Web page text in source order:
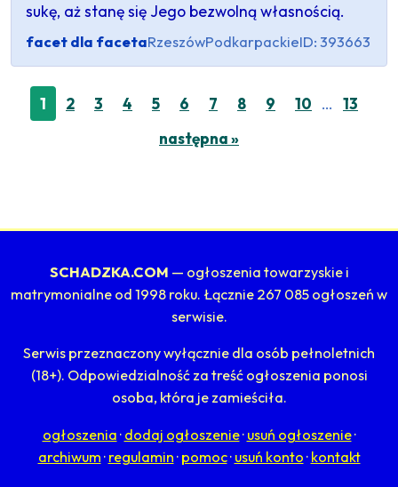
sukę, aż stanę się Jego bezwolną własnością.
facet dla facetaRzeszówPodkarpackieID: 393663
1 2 3 4 5 6 7 8 9 10 …
13
następna »
SCHADZKA.COM — ogłoszenia towarzyskie i
matrymonialne od 1998 roku. Łącznie 267 085 ogłoszeń w
serwisie.
Serwis przeznaczony wyłącznie dla osób pełnoletnich
(18+). Odpowiedzialność za treść ogłoszenia ponosi
osoba, która je zamieściła.
ogłoszenia · dodaj ogłoszenie· usuń ogłoszenie·
archiwum · regulamin · pomoc· usuń konto · kontakt